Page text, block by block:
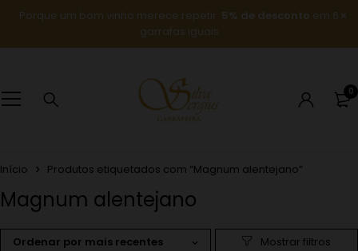
Porque um bom vinho merece repetir: 5% de desconto em 6
garrafas iguais
0
Início Produtos etiquetados com “Magnum alentejano”
Magnum alentejano
Ordenar por mais recentes